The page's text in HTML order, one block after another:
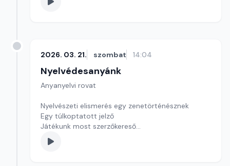
Szerkesztő: Nagy György András
2026. 03. 21. szombat 14:04
Nyelvédesanyánk
Anyanyelvi rovat
Nyelvészeti elismerés egy zenetörténésznek
Egy túlkoptatott jelző
Játékunk most szerzőkereső
Szerkesztő: Nagy György András